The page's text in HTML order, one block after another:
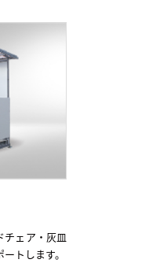
チェア・灰皿
トします。